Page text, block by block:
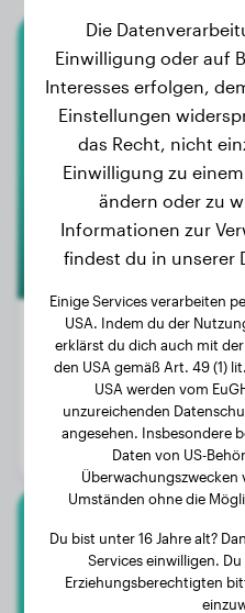
Gewicht:
Alter:
Geschlecht:
Die
Einwilligung oder auf
Interesses erfolgen,
Einstellungen
das Recht, nicht
Einwilligung zu
ändern oder zu
Informationen zur
findest du in unserer
Einige Services verarbeiten
USA. Indem du der
erklärst du dich auch mit
den USA gemäß Art. 49 (1)
USA werden vom
unzureichenden
angesehen. Insbesondere
Daten von US-
Umständen ohne die
Du bist unter 16 Jahre alt?
Services einwilligen.
Erziehungsberechtigten